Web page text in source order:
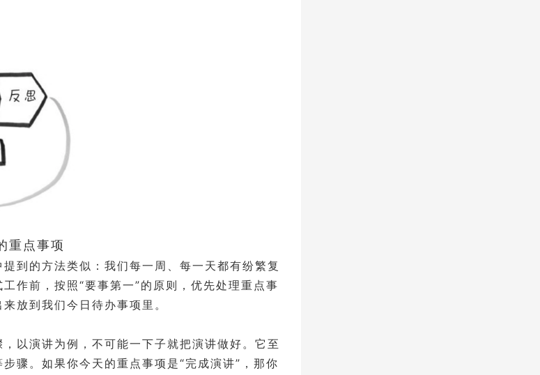
重点事项
到的方法类似：我们每一周、每一天都有纷繁复
作前，按照“要事第一”的原则，优先处理重点事
放到我们今日待办事项里。
以演讲为例，不可能一下子就把演讲做好。它至
骤。如果你今天的重点事项是“完成演讲”，那你